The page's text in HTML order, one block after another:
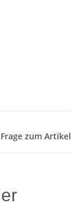
Frage zum Artikel